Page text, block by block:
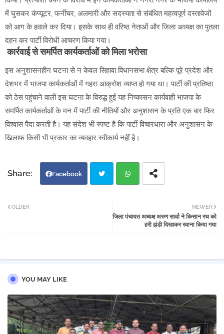
में घुसकर कंप्यूटर, फर्नीचर, अलमारी और सदस्यता से संबंधित महत्वपूर्ण दस्तावेजों
को आग के हवाले कर दिया। इसके साथ ही वरिष्ठ नेताओं और जिला अध्यक्ष का पुतला
दहन कर पार्टी विरोधी आचरण किया गया।
कार्रवाई से समर्पित कार्यकर्ताओं को मिला भरोसा
इस अनुशासनहीन घटना से न केवल सिहावा विधानसभा क्षेत्र बल्कि पूरे प्रदेश और
देशभर में भाजपा कार्यकर्ताओं में गहरा आक्रोश व्याप्त हो गया था। पार्टी की प्रतिष्ठा
को ठेस पहुंचाने वाली इस घटना के विरुद्ध हुई यह निष्कासन कार्यवाही भाजपा के
समर्पित कार्यकर्ताओं के मन में पार्टी की नीतियों और अनुशासन के प्रति एक बार फिर
विश्वास पैदा करती है। यह संदेश भी स्पष्ट है कि पार्टी विचारधारा और अनुशासन के
खिलाफ किसी भी प्रकार का व्यवहार स्वीकार्य नहीं है।
Facebook
atsa
NEWER
जिला पंचायत अध्यक्ष अरुण सार्वा ने किसान रथ को
हरी झंडी दिखाकर रवाना किया गया
OLDER
YOU MAY LIKE